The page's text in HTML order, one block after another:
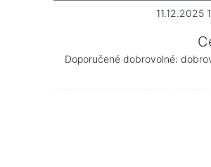
11.12.2025
Doporučené dobrovolné: